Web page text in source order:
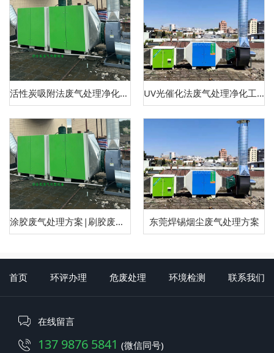
活性炭吸附法废气处理净化工艺方案 UV光催化法废气处理净化工艺方案
涂胶废气处理方案|刷胶废气处理方案 东莞焊锡烟尘废气处理方案
首页 环评办理 危废处理 环境检测 联系我们
在线留言
137 9876 5841 (微信同号)